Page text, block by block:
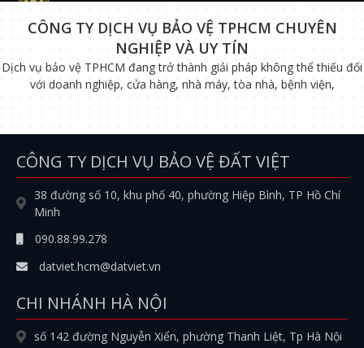
CÔNG TY DỊCH VỤ BẢO VỆ TPHCM CHUYÊN
NGHIỆP VÀ UY TÍN
Dịch vụ bảo vệ TPHCM đang trở thành giải pháp không thể thiếu đối
với doanh nghiệp, cửa hàng, nhà máy, tòa nhà, bệnh viện,
CÔNG TY DỊCH VỤ BẢO VỆ ĐẤT VIỆT
38 đường số 10, khu phố 40, phường Hiệp Bình, TP Hồ Chí
Minh
090.88.99.278
datviet.hcm@datviet.vn
CHI NHÁNH HÀ NỘI
số 142 đường Nguyễn Xiển, phường Thanh Liệt, Tp Hà Nội